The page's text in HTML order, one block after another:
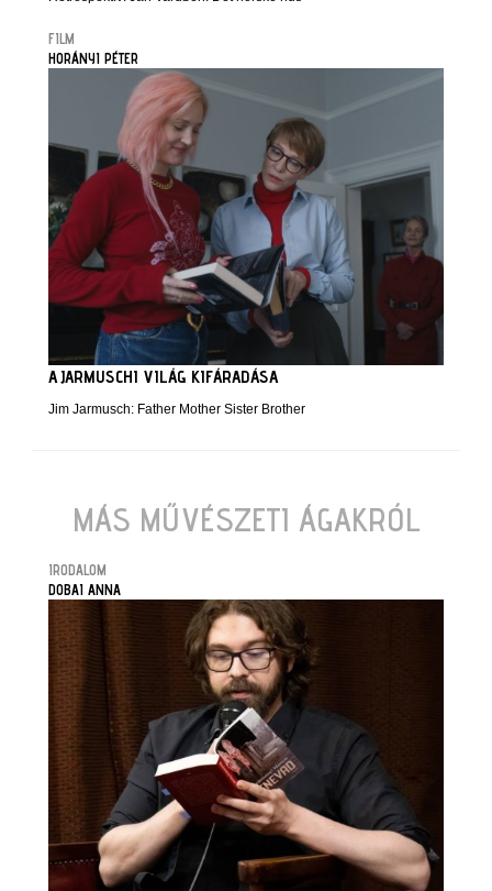
FILM
HORÁNYI PÉTER
A JARMUSCHI VILÁG KIFÁRADÁSA
Jim Jarmusch: Father Mother Sister Brother
MÁS MŰVÉSZETI ÁGAKRÓL
IRODALOM
DOBAI ANNA